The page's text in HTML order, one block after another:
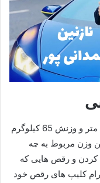
در بعضی نوشته ها قد او 1 متر و 60 سانتی متر و وزنش 65 کیلوگرم
وزن مربوط به چه
کردن و رقص هایی که
کلیپ های رقص خود